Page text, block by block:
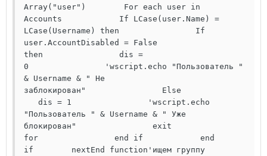
Array("user")        For each user in
Accounts            If LCase(user.Name) =
LCase(Username) then                If
user.AccountDisabled = False
then                dis =
0                'wscript.echo "Пользователь "
& Username & " Не
заблокирован"                Else
dis = 1                'wscript.echo
"Пользователь " & Username & " Уже
блокирован"                exit
for                end if            end
if        nextEnd function'ищем группу